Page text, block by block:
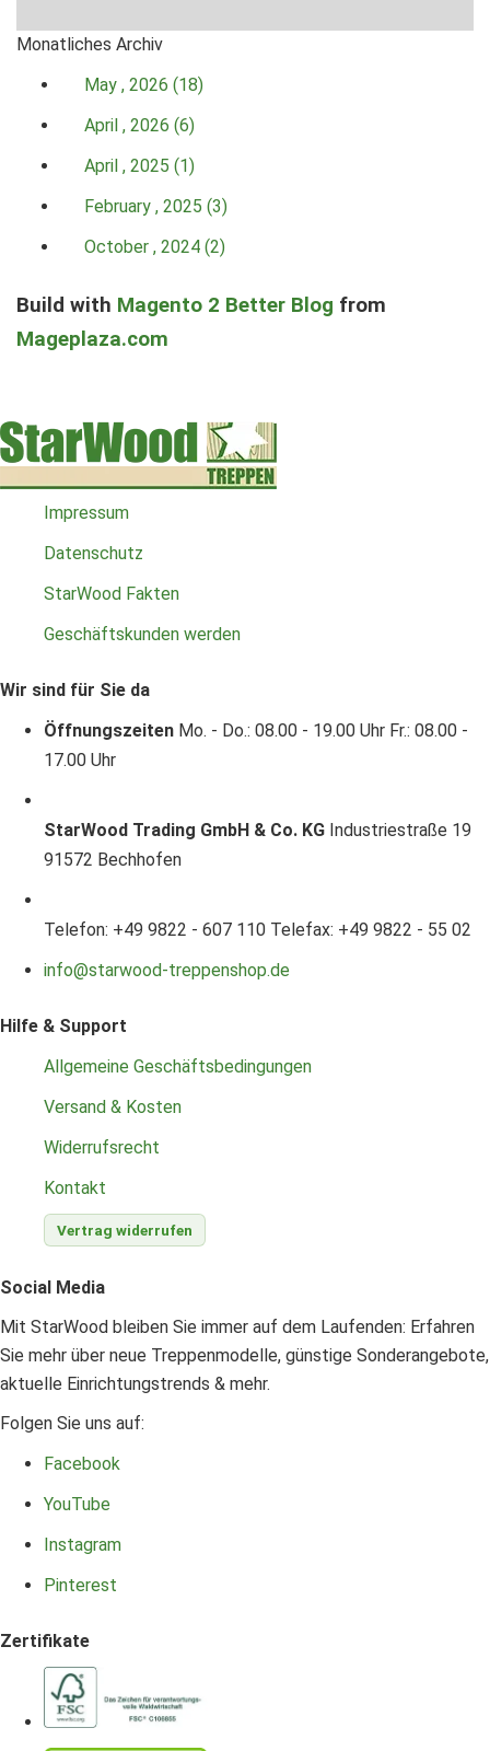
Monatliches Archiv
May , 2026 (18)
April , 2026 (6)
April , 2025 (1)
February , 2025 (3)
October , 2024 (2)
Build with Magento 2 Better Blog from
Mageplaza.com
Impressum
Datenschutz
StarWood Fakten
Geschäftskunden werden
Wir sind für Sie da
Öffnungszeiten Mo. - Do.: 08.00 - 19.00 Uhr Fr.: 08.00 -
17.00 Uhr
StarWood Trading GmbH & Co. KG Industriestraße 19
91572 Bechhofen
Telefon: +49 9822 - 607 110 Telefax: +49 9822 - 55 02
info@starwood-treppenshop.de
Hilfe & Support
Allgemeine Geschäftsbedingungen
Versand & Kosten
Widerrufsrecht
Kontakt
Vertrag widerrufen
Social Media
Mit StarWood bleiben Sie immer auf dem Laufenden: Erfahren
Sie mehr über neue Treppenmodelle, günstige Sonderangebote,
aktuelle Einrichtungstrends & mehr.
Folgen Sie uns auf:
Facebook
YouTube
Instagram
Pinterest
Zertifikate